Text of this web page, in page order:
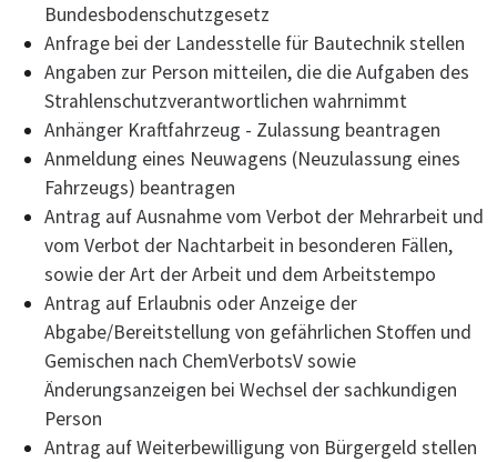
Bundesbodenschutzgesetz
Anfrage bei der Landesstelle für Bautechnik stellen
Angaben zur Person mitteilen, die die Aufgaben des
Strahlenschutzverantwortlichen wahrnimmt
Anhänger Kraftfahrzeug - Zulassung beantragen
Anmeldung eines Neuwagens (Neuzulassung eines
Fahrzeugs) beantragen
Antrag auf Ausnahme vom Verbot der Mehrarbeit und
vom Verbot der Nachtarbeit in besonderen Fällen,
sowie der Art der Arbeit und dem Arbeitstempo
Antrag auf Erlaubnis oder Anzeige der
Abgabe/Bereitstellung von gefährlichen Stoffen und
Gemischen nach ChemVerbotsV sowie
Änderungsanzeigen bei Wechsel der sachkundigen
Person
Antrag auf Weiterbewilligung von Bürgergeld stellen